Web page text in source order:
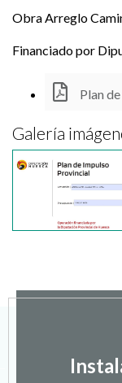
Obra Arreglo
Financiado por
Plan
Galería